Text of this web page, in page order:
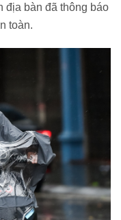
địa bàn đã thông báo
toàn.